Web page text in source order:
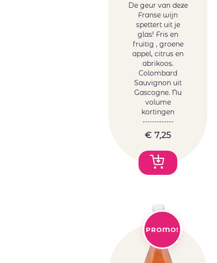
De geur van deze
Franse wijn
spettert uit je
glas! Fris en
fruitig , groene
appel, citrus en
abrikoos.
Colombard
Sauvignon uit
Gascogne. Nu
volume
kortingen
€ 7,25
PROMO!